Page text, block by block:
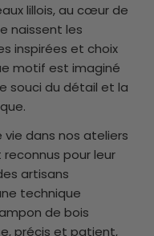
lillois, au cœur de
naissent les
inspirées et choix
motif est imaginé
souci du détail et la
dans nos ateliers
pour leur
artisans
technique
de bois
précis et patient,